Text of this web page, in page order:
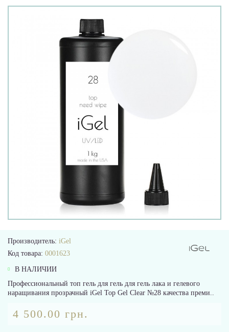
Производитель: iGel
Код товара: 0001623
В НАЛИЧИИ
Профессиональный топ гель для гель для гель лака и гелевого
наращивания прозрачный iGel Top Gel Clear №28 качества преми..
4 500.00 грн.